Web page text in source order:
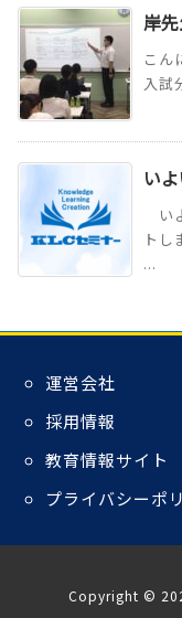
岸
こん
入試
い
い
トし
...
運営会社
採用情報
教育情報サイト
プライバシーポ
Copyright ©